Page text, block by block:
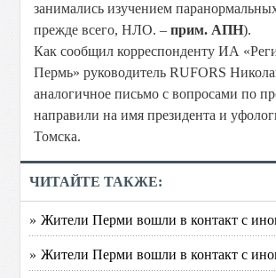
занимались изучением
прежде всего, НЛО. –прим. АПН).
Как сообщил корреспонденту ИА
Пермь» руководитель RUFORS
аналогичное письмо с вопросами по
направили на имя президента и
Томска.
ЧИТАЙТЕ ТАКЖЕ:
» Жители Перми вошли в контакт с
» Жители Перми вошли в контакт с